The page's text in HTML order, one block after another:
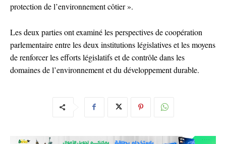
protection de l’environnement côtier ».
Les deux parties ont examiné les perspectives de coopération
parlementaire entre les deux institutions législatives et les moyens
de renforcer les efforts législatifs et de contrôle dans les
domaines de l’environnement et du développement durable.